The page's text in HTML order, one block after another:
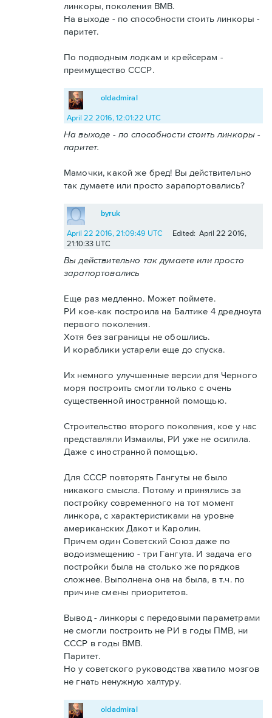
линкоры, поколения ВМВ.
На выходе - по способности стоить линкоры -
паритет.
По подводным лодкам и крейсерам -
преимущество СССР.
oldadmiral
April 22 2016, 12:01:22 UTC
На выходе - по способности стоить линкоры -
паритет.
Мамочки, какой же бред! Вы действительно
так думаете или просто зарапортовались?
byruk
April 22 2016, 21:09:49 UTC
Edited: April 22 2016,
21:10:33 UTC
Вы действительно так думаете или просто
зарапортовались
Еще раз медленно. Может поймете.
РИ кое-как построила на Балтике 4 дредноута
первого поколения.
Хотя без заграницы не обошлись.
И кораблики устарели еще до спуска.
Их немного улучшенные версии для Черного
моря построить смогли только с очень
существенной иностранной помощью.
Строительство второго поколения, кое у нас
представляли Измаилы, РИ уже не осилила.
Даже с иностранной помощью.
Для СССР повторять Гангуты не было
никакого смысла. Потому и принялись за
постройку современного на тот момент
линкора, с характеристиками на уровне
американских Дакот и Каролин.
Причем один Советский Союз даже по
водоизмещению - три Гангута. И задача его
постройки была на столько же порядков
сложнее. Выполнена она на была, в т.ч. по
причине смены приоритетов.
Вывод - линкоры с передовыми параметрами
не смогли построить не РИ в годы ПМВ, ни
СССР в годы ВМВ.
Паритет.
Но у советского руководства хватило мозгов
не гнать ненужную халтуру.
oldadmiral